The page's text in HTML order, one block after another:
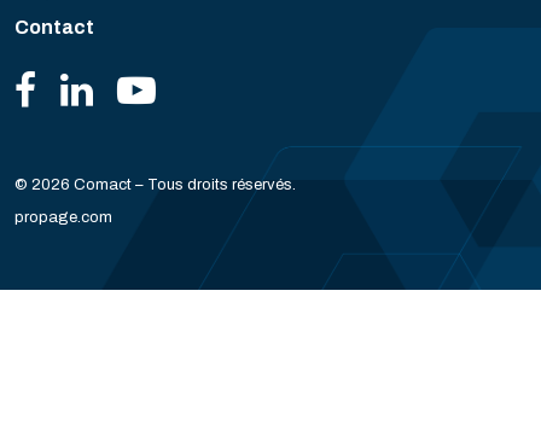
Contact
© 2026 Comact – Tous droits réservés.
propage.com